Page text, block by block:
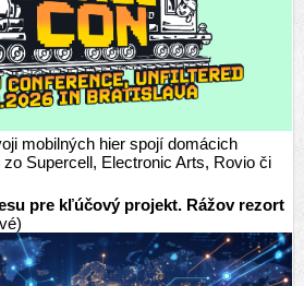
mobilných hier spojí domácich
Supercell, Electronic Arts, Rovio či
pre kľúčový projekt. Rážov rezort